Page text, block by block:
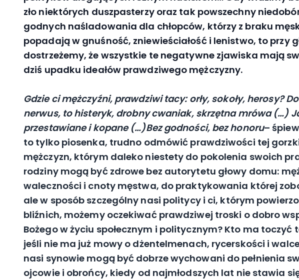
zło niektórych duszpasterzy oraz tak powszechny
godnych naśladowania dla chłopców, którzy z braku
popadają w gnuśność, zniewieściałość i lenistwo, to przy
dostrzeżemy, że wszystkie te negatywne zjawiska mają
dziś upadku ideałów prawdziwego mężczyzny.
Gdzie ci mężczyźni, prawdziwi tacy: orły, sokoły, herosy?
nerwus, to histeryk, drobny cwaniak, skrzętna mrówa (…)
przestawiane i kopane (…)Bez godności, bez honoru–
to tylko piosenka, trudno odmówić prawdziwości tej
mężczyzn, którym daleko niestety do pokolenia swoich
rodziny mogą być zdrowe bez autorytetu głowy domu:
waleczności i cnoty męstwa, do praktykowania której
ale w sposób szczególny nasi politycy i ci, którym
bliźnich, możemy oczekiwać prawdziwej troski o dobro
Bożego w życiu społecznym i politycznym? Kto ma toczyć
jeśli nie ma już mowy o dżentelmenach, rycerskości i
nasi synowie mogą być dobrze wychowani do pełnienia
ojcowie i obrońcy, kiedy od najmłodszych lat nie stawia